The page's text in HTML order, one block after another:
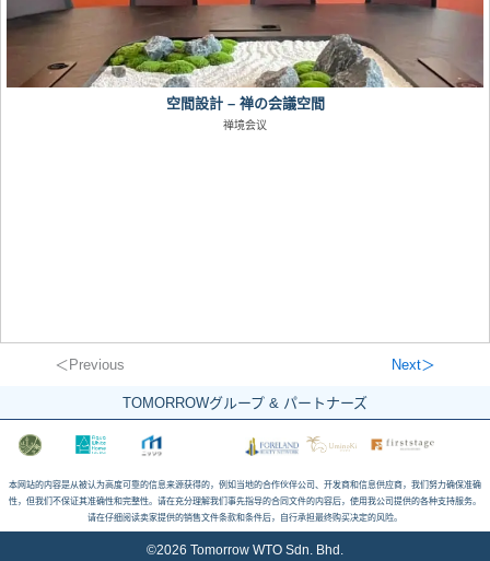
空間設計 – 禅の会議空間
禅境会议
＜Previous Next＞
TOMORROWグループ & パートナーズ
本网站的内容是从被认为高度可靠的信息来源获得的，例如当地的合作伙伴公司、开发商和信息供应商，我们努力确保准确
性，但我们不保证其准确性和完整性。请在充分理解我们事先指导的合同文件的内容后，使用我公司提供的各种支持服务。
请在仔细阅读卖家提供的销售文件条款和条件后，自行承担最终购买决定的风险。
©2026 Tomorrow WTO Sdn. Bhd.